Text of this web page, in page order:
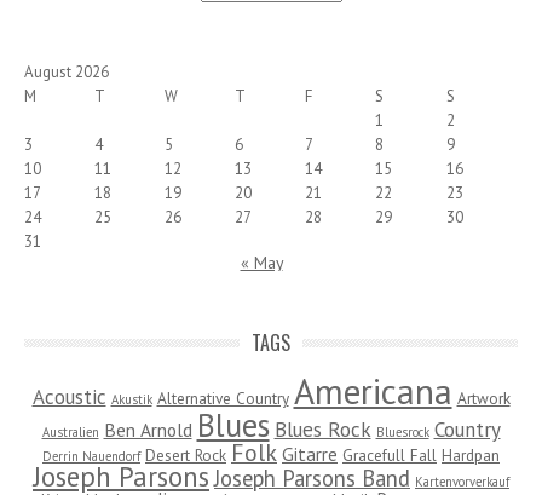
August 2026
M
T W T F S
S
1
2
3
4 5 6 7 8
9
10
11 12 13 14 15
16
17
18 19 20 21 22
23
24
25 26 27 28 29
30
31
« May
TAGS
Acoustic Akustik Alternative Country Americana Artwork
Australien Ben Arnold Blues Blues Rock Bluesrock Country
Derrin Nauendorf Desert Rock Folk Gitarre Gracefull Fall Hardpan
Joseph Parsons Joseph Parsons Band Kartenvorverkauf